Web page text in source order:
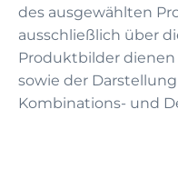
des ausgewählten
ausschließlich über
Produktbilder
sowie der
Kombinations- und